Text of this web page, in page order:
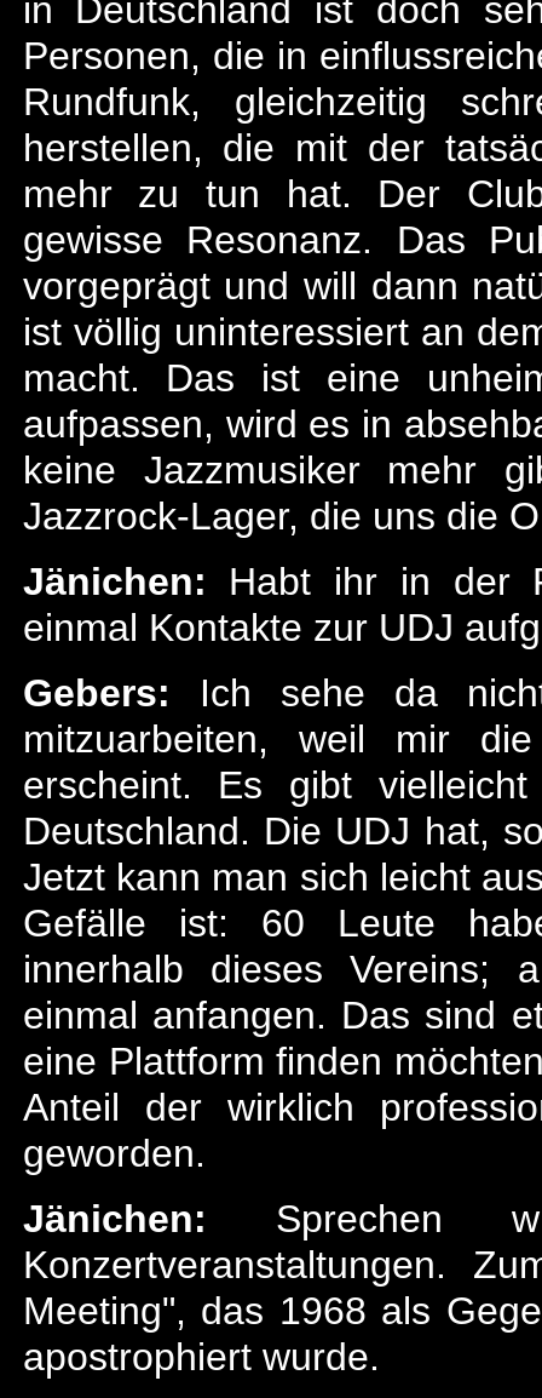
in Deutschland ist doch
Personen, die in
Rundfunk, gleichzeitig
herstellen, die mit der
mehr zu tun hat. Der
gewisse Resonanz. Das
vorgeprägt und will dann
ist völlig uninteressiert an
macht. Das ist eine
aufpassen, wird es in
keine Jazzmusiker mehr
Jazzrock-Lager, die uns die
Jänichen: Habt ihr in der
einmal Kontakte zur UDJ
Gebers: Ich sehe da
mitzuarbeiten, weil mir
erscheint. Es gibt
Deutschland. Die UDJ hat,
Jetzt kann man sich leicht
Gefälle ist: 60 Leute
innerhalb dieses Vereins;
einmal anfangen. Das sind
eine Plattform finden
Anteil der wirklich
geworden.
Jänichen: Sprechen
Konzertveranstaltungen.
Meeting", das 1968 als
apostrophiert wurde.